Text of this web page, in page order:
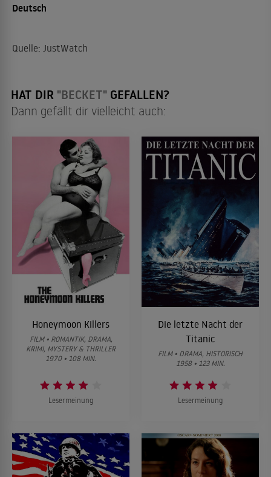
Deutsch
Quelle: JustWatch
HAT DIR "BECKET" GEFALLEN?
Dann gefällt dir vielleicht auch:
Honeymoon Killers
FILM • ROMANTIK, DRAMA,
KRIMI, MYSTERY & THRILLER
1970 • 108 MIN.
Lesermeinung
Die letzte Nacht der
Titanic
FILM • DRAMA, HISTORISCH
1958 • 123 MIN.
Lesermeinung